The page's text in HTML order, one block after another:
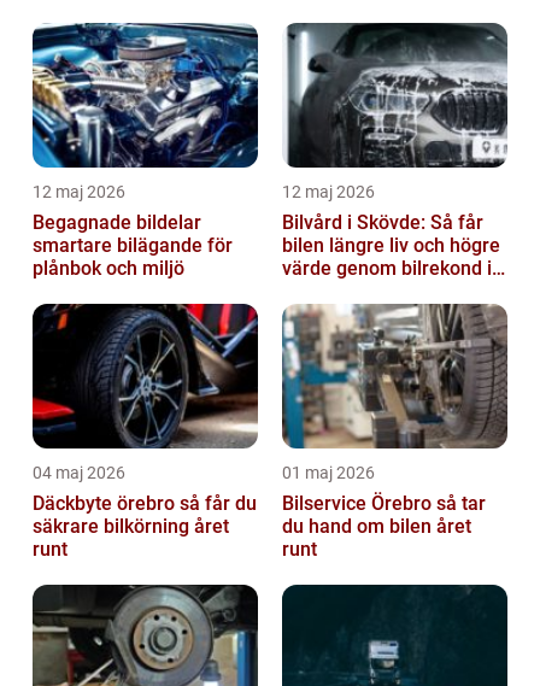
12 maj 2026
Begagnade bildelar
smartare bilägande för
plånbok och miljö
12 maj 2026
Bilvård i Skövde: Så får
bilen längre liv och högre
värde genom bilrekond i
04 maj 2026
Däckbyte örebro så får du
säkrare bilkörning året
runt
01 maj 2026
Bilservice Örebro så tar
du hand om bilen året
runt